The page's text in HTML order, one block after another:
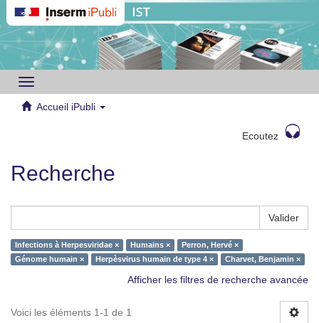
Toggle
navigation
Accueil iPubli
Ecoutez
Recherche
Valider
Infections à Herpesviridae × Humains ×
Perron, Hervé ×
Génome humain ×
Herpèsvirus humain de type 4 × Charvet, Benjamin ×
Afficher les filtres de recherche avancée
Voici les éléments 1-1 de 1